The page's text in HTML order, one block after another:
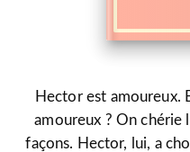
Hector est amoureux.
amoureux ? On chérie
façons. Hector, lui, a